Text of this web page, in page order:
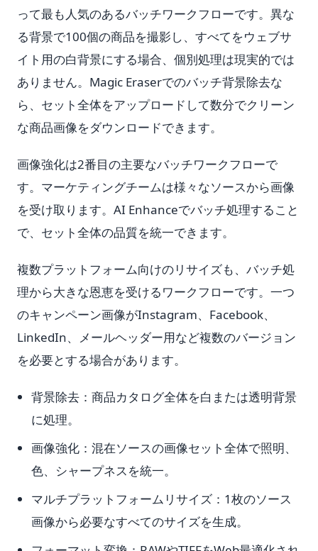
って最も人気のあるバッチワークフローです。異な
る背景で100個の商品を撮影し、すべてをウェブサ
イト用の白背景にする場合、個別処理は現実的では
ありません。Magic Eraserでのバッチ背景除去な
ら、セット全体をアップロードして数分でクリーン
な商品画像をダウンロードできます。
画像強化は2番目の主要なバッチワークフローで
す。マーケティングチームは様々なソースから画像
を受け取ります。AI Enhanceでバッチ処理すること
で、セット全体の品質を統一できます。
複数プラットフォーム向けのリサイズも、バッチ処
理から大きな恩恵を受けるワークフローです。一つ
のキャンペーン画像がInstagram、Facebook、
LinkedIn、メールヘッダー用など複数のバージョン
を必要とする場合があります。
背景除去：商品カタログ全体を白または透明背景
に処理。
画像強化：混在ソースの画像セット全体で照明、
色、シャープネスを統一。
マルチプラットフォームリサイズ：1枚のソース
画像から必要なすべてのサイズを生成。